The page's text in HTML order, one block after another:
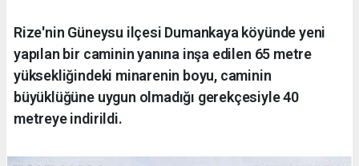
Rize'nin Güneysu ilçesi Dumankaya köyünde yeni
yapılan bir caminin yanına inşa edilen 65 metre
yüksekliğindeki minarenin boyu, caminin
büyüklüğüne uygun olmadığı gerekçesiyle 40
metreye indirildi.